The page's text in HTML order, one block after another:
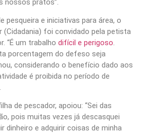
nossos pratos”.
pesqueira e iniciativas para área, o
(Cidadania) foi convidado pela petista
“É um trabalho difícil e perigoso.
porcentagem do defeso seja
considerando o benefício dado aos
é proibida no período de
de pescador, apoiou: “Sei das
pois muitas vezes já descasquei
dinheiro e adquirir coisas de minha